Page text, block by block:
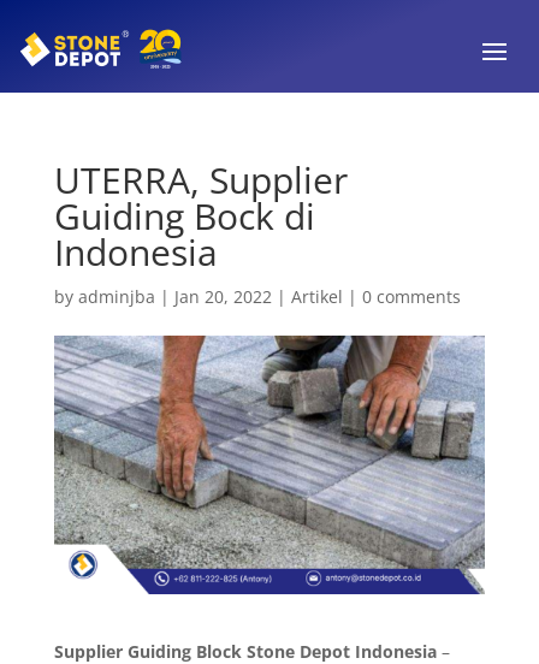
UTERRA, Supplier
Guiding Bock di
Indonesia
by adminjba | Jan 20, 2022 | Artikel | 0 comments
Supplier Guiding Block Stone Depot Indonesia–